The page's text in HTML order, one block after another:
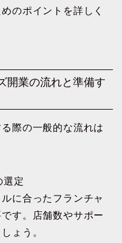
のポイントを詳しく
開業の流れと準備す
際の一般的な流れは
選定
に合ったフランチャ
す。店舗数やサポー
ょう。